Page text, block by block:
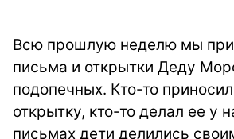
Всю прошлую неделю мы
письма и открытки Деду
подопечных. Кто-то
открытку, кто-то делал ее у
письмах дети делились